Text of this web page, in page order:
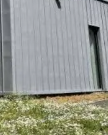
Partager Postulez
Notre approche